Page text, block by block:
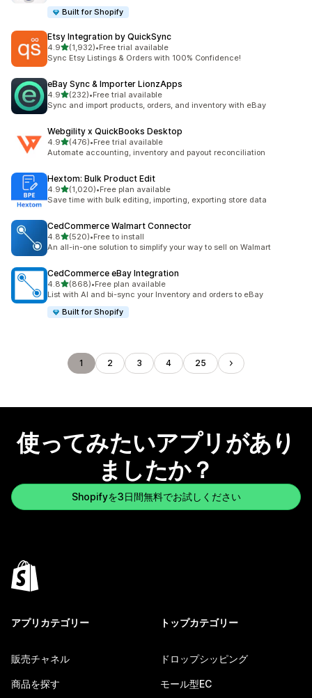
Built for Shopify
Etsy Integration by QuickSync
4.95つ星中
(1,932)
合計レビュー数：1932件
•Free trial available
Sync Etsy Listings & Orders with 100% Confidence!
eBay Sync & Importer LionzApps
4.95つ星中
(232)
合計レビュー数：232件
•Free trial available
Sync and import products, orders, and inventory with eBay
Webgility x QuickBooks Desktop
4.95つ星中
(476)
合計レビュー数：476件
•Free trial available
Automate accounting, inventory and payout reconciliation
Hextom: Bulk Product Edit
4.95つ星中
(1,020)
合計レビュー数：1020件
•Free plan available
Save time with bulk editing, importing, exporting store data
CedCommerce Walmart Connector
4.85つ星中
(520)
合計レビュー数：520件
•Free to install
An all-in-one solution to simplify your way to sell on Walmart
CedCommerce eBay Integration
4.85つ星中
(868)
合計レビュー数：868件
•Free plan available
List with AI and bi-sync your Inventory and orders to eBay
Built for Shopify
1 2 3 4 25
使ってみたいアプリがあり
ましたか？
Shopifyを3日間無料でお試しください
アプリカテゴリー
販売チャネル
商品を探す
トップカテゴリー
ドロップシッピング
モール型EC